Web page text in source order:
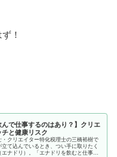
！
んで仕事するのはあり？】クリエ
と健康リスク
・クリエイター特化税理士の三橋裕樹で
て込んでいるとき、つい手に取りたく
ナドリ）。「エナドリを飲むと仕事ス